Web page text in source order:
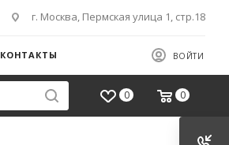
г. Москва, Пермская улица 1, стр.18
ВОЙТИ
КОНТАКТЫ
0 0